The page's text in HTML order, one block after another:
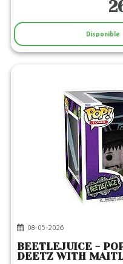
Disponible
08-05-2026
BEETLEJUICE -
DEETZ WITH